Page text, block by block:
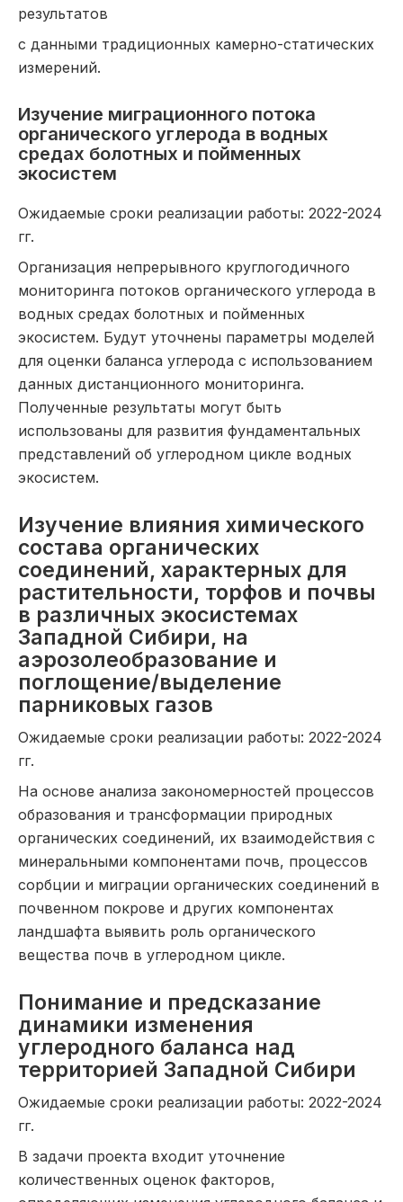
результатов
с данными традиционных камерно-статических
измерений.
Изучение миграционного потока
органического углерода в водных
средах болотных и пойменных
экосистем
Ожидаемые сроки реализации работы: 2022-2024
гг.
Организация непрерывного круглогодичного
мониторинга потоков органического углерода в
водных средах болотных и пойменных
экосистем. Будут уточнены параметры моделей
для оценки баланса углерода с использованием
данных дистанционного мониторинга.
Полученные результаты могут быть
использованы для развития фундаментальных
представлений об углеродном цикле водных
экосистем.
Изучение влияния химического
состава органических
соединений, характерных для
растительности, торфов и почвы
в различных экосистемах
Западной Сибири, на
аэрозолеобразование и
поглощение/выделение
парниковых газов
Ожидаемые сроки реализации работы: 2022-2024
гг.
На основе анализа закономерностей процессов
образования и трансформации природных
органических соединений, их взаимодействия с
минеральными компонентами почв, процессов
сорбции и миграции органических соединений в
почвенном покрове и других компонентах
ландшафта выявить роль органического
вещества почв в углеродном цикле.
Понимание и предсказание
динамики изменения
углеродного баланса над
территорией Западной Сибири
Ожидаемые сроки реализации работы: 2022-2024
гг.
В задачи проекта входит уточнение
количественных оценок факторов,